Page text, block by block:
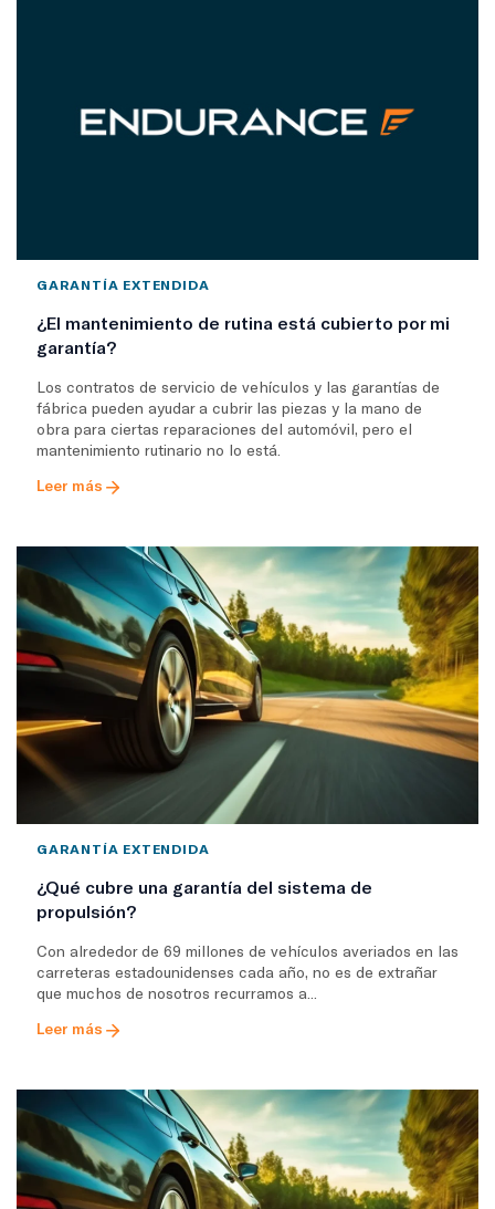
GARANTÍA EXTENDIDA
¿El mantenimiento de rutina está cubierto por mi
garantía?
Los contratos de servicio de vehículos y las garantías de
fábrica pueden ayudar a cubrir las piezas y la mano de
obra para ciertas reparaciones del automóvil, pero el
mantenimiento rutinario no lo está.
Leer más
GARANTÍA EXTENDIDA
¿Qué cubre una garantía del sistema de
propulsión?
Con alrededor de 69 millones de vehículos averiados en las
carreteras estadounidenses cada año, no es de extrañar
que muchos de nosotros recurramos a...
Leer más